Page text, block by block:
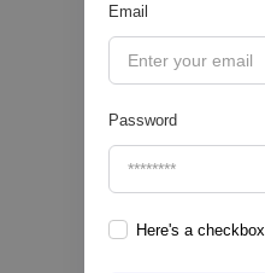
Email
Password
Here's a checkbox
July 28